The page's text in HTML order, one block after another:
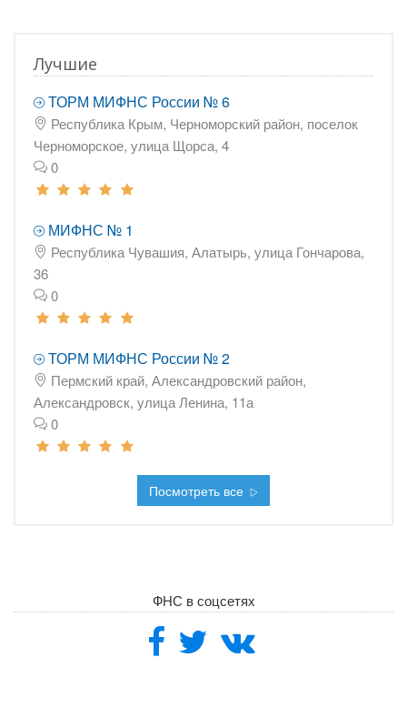
Лучшие
ТОРМ МИФНС России № 6
Республика Крым, Черноморский район, поселок
Черноморское, улица Щорса, 4
0
МИФНС № 1
Республика Чувашия, Алатырь, улица Гончарова,
36
0
ТОРМ МИФНС России № 2
Пермский край, Александровский район,
Александровск, улица Ленина, 11а
0
Посмотреть все
ФНС в соцсетях